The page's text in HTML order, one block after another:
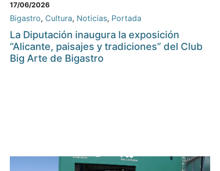
17/06/2026
Bigastro, Cultura, Noticias, Portada
La Diputación inaugura la exposición
“Alicante, paisajes y tradiciones” del Club
Big Arte de Bigastro